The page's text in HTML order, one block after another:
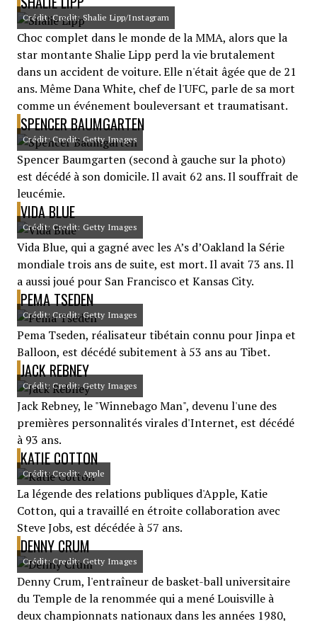
Crédit: Credit: Shalie Lipp/Instagram
Choc complet dans le monde de la MMA, alors que la
star montante Shalie Lipp perd la vie brutalement
dans un accident de voiture. Elle n'était âgée que de 21
ans. Même Dana White, chef de l'UFC, parle de sa mort
comme un événement bouleversant et traumatisant.
SPENCER BAUMGARTEN
Crédit: Credit: Getty Images
Spencer Baumgarten (second à gauche sur la photo)
est décédé à son domicile. Il avait 62 ans. Il souffrait de
leucémie.
VIDA BLUE
Crédit: Credit: Getty Images
Vida Blue, qui a gagné avec les A’s d’Oakland la Série
mondiale trois ans de suite, est mort. Il avait 73 ans. Il
a aussi joué pour San Francisco et Kansas City.
PEMA TSEDEN
Crédit: Credit: Getty Images
Pema Tseden, réalisateur tibétain connu pour Jinpa et
Balloon, est décédé subitement à 53 ans au Tibet.
JACK REBNEY
Crédit: Credit: Getty Images
Jack Rebney, le "Winnebago Man", devenu l'une des
premières personnalités virales d'Internet, est décédé
à 93 ans.
KATIE COTTON
Crédit: Credit: Apple
La légende des relations publiques d'Apple, Katie
Cotton, qui a travaillé en étroite collaboration avec
Steve Jobs, est décédée à 57 ans.
DENNY CRUM
Crédit: Credit: Getty Images
Denny Crum, l'entraîneur de basket-ball universitaire
du Temple de la renommée qui a mené Louisville à
deux championnats nationaux dans les années 1980,